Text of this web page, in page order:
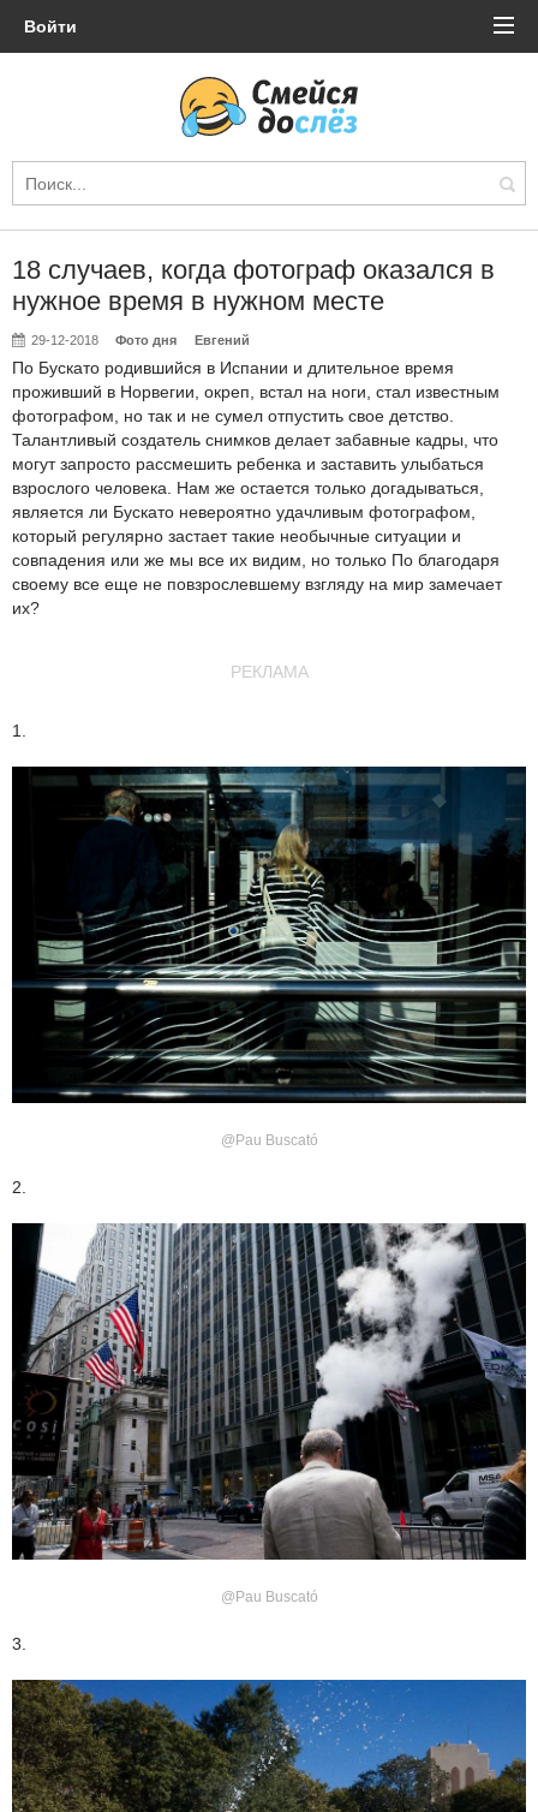
Войти
18 случаев, когда фотограф оказался в
нужное время в нужном месте
29-12-2018 Фото дня Евгений
По Бускато родившийся в Испании и длительное время
проживший в Норвегии, окреп, встал на ноги, стал известным
фотографом, но так и не сумел отпустить свое детство.
Талантливый создатель снимков делает забавные кадры, что
могут запросто рассмешить ребенка и заставить улыбаться
взрослого человека. Нам же остается только догадываться,
является ли Бускато невероятно удачливым фотографом,
который регулярно застает такие необычные ситуации и
совпадения или же мы все их видим, но только По благодаря
своему все еще не повзрослевшему взгляду на мир замечает
их?
РЕКЛАМА
1.
@Pau Buscató
2.
@Pau Buscató
3.